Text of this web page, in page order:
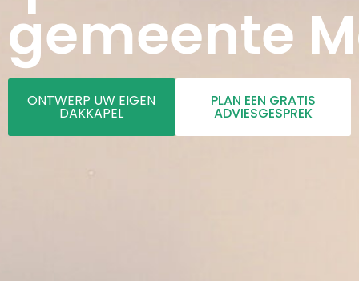
gemeente
ONTWERP UW EIGEN
DAKKAPEL
PLAN EEN GRATIS
ADVIESGESPREK